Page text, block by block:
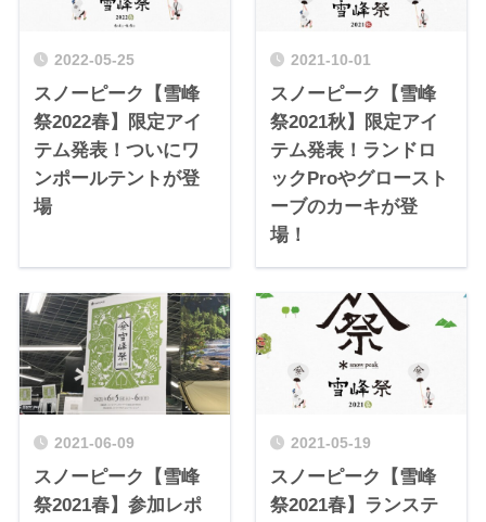
2022-05-25
スノーピーク【雪峰
祭2022春】限定アイ
テム発表！ついにワ
ンポールテントが登
場
2021-10-01
スノーピーク【雪峰
祭2021秋】限定アイ
テム発表！ランドロ
ックProやグロースト
ーブのカーキが登
場！
2021-06-09
スノーピーク【雪峰
祭2021春】参加レポ
2021-05-19
スノーピーク【雪峰
祭2021春】ランステ